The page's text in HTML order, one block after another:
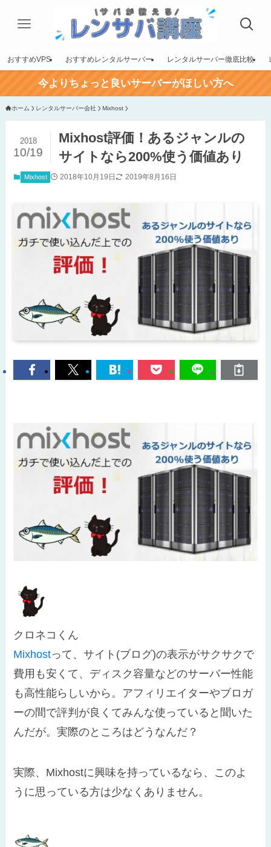
おすすめVPS おすすめレンタルサーバー レンタルサーバー徹底比較
今よりちょっと良いサーバーがほしい方へ
ホーム レンタルサーバー会社 Mixhost
Mixhost評価！あるジャンルの
サイトなら200%使う価値あり
2018
10/19
Mixhost 2018年10月19日 2019年8月16日
クロネコくん
Mixhostって、サイト(ブログ)の表示がサクサクで
費用も安くて、ディスク容量などのサーバー性能
も高性能らしいから。アフィリエイターやブロガ
ーの間で評判が良くてみんな使っていると聞いた
んだが。実際のところはどうなんだ？
実際、Mixhostに興味を持っているなら、このよ
うに思っている方は少なくありません。